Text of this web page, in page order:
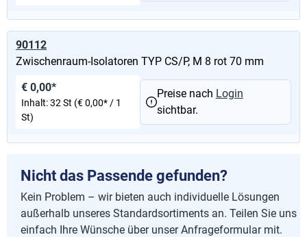
90112
Zwischenraum-Isolatoren TYP CS/P, M 8 rot 70 mm
€ 0,00*
Inhalt:32 St (€ 0,00* / 1
St)
Preise nach Login
sichtbar.
Nicht das Passende gefunden?
Kein Problem – wir bieten auch individuelle Lösungen
außerhalb unseres Standardsortiments an. Teilen Sie uns
einfach Ihre Wünsche über unser Anfrageformular mit.